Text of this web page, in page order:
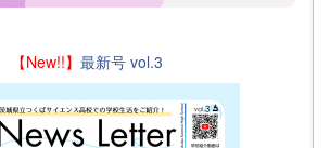
【New!!】 最新号 vol.3